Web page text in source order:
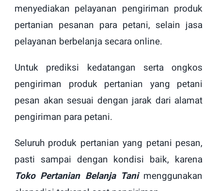
menyediakan pelayanan pengiriman produk
pertanian pesanan para petani, selain jasa
pelayanan berbelanja secara online.
Untuk prediksi kedatangan serta ongkos
pengiriman produk pertanian yang petani
pesan akan sesuai dengan jarak dari alamat
pengiriman para petani.
Seluruh produk pertanian yang petani pesan,
pasti sampai dengan kondisi baik, karena
Toko Pertanian Belanja Tanimenggunakan